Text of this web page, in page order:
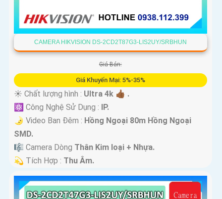
CAMERA HIKVISION DS-2CD2T87G3-LIS2UY/SRBHUN
Giá Bán:
Giá Khuyến Mại: 5%-35%
☀️ Chất lượng hình : Ultra 4k 👍🏾 .
⚛️ Công Nghệ Sử Dụng : IP.
🌛 Video Ban Đêm : Hồng Ngoại 80m Hồng Ngoại
SMD.
🎼️ Camera Dòng Thân Kim loại + Nhựa.
️💫 Tích Hợp : Thu Âm.